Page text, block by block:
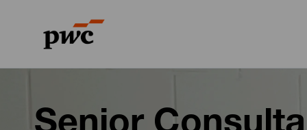
Senior